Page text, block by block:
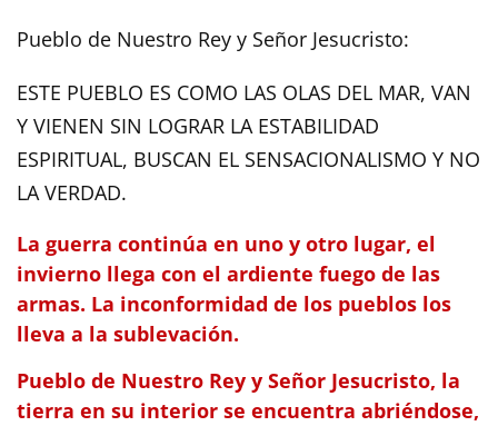
Pueblo de Nuestro Rey y Señor Jesucristo:
ESTE PUEBLO ES COMO LAS OLAS DEL MAR, VAN
Y VIENEN SIN LOGRAR LA ESTABILIDAD
ESPIRITUAL, BUSCAN EL SENSACIONALISMO Y NO
LA VERDAD.
La guerra continúa en uno y otro lugar, el
invierno llega con el ardiente fuego de las
armas. La inconformidad de los pueblos los
lleva a la sublevación.
Pueblo de Nuestro Rey y Señor Jesucristo, la
tierra en su interior se encuentra abriéndose,